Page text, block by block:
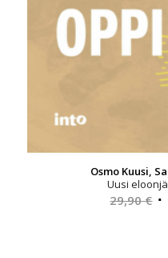
Osmo Kuusi,
Uusi
29,90€